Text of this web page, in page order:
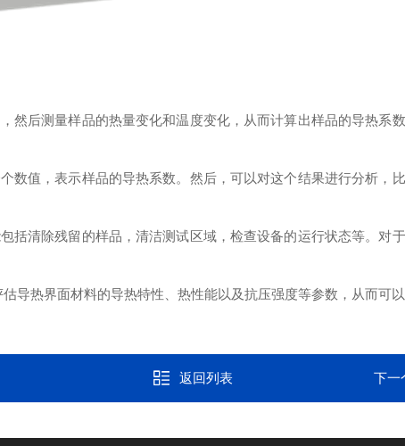
后测量样品的热量变化和温度变化，从而计算出样品的导热系
值，表示样品的导热系数。然后，可以对这个结果进行分析，
清除残留的样品，清洁测试区域，检查设备的运行状态等。对
导热界面材料的导热特性、热性能以及抗压强度等参数，从而可
返回列表 下一